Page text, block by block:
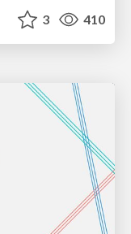
3 410